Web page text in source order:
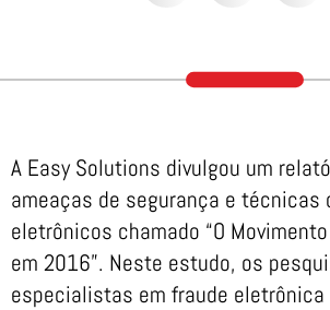
A Easy Solutions divulgou um
ameaças de segurança e técnicas
eletrônicos chamado “O
em 2016”. Neste estudo, os
especialistas em fraude eletrônica